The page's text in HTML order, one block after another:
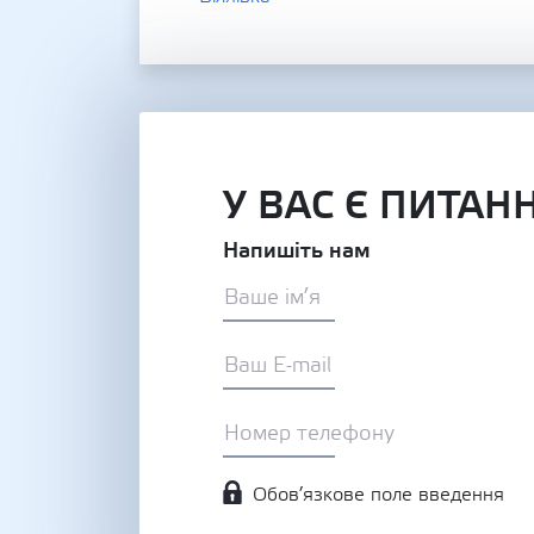
У ВАС Є
Напишіть нам
Обов’язкове поле введення